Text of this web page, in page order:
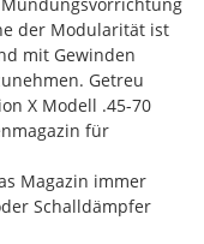
der Modularität ist
mit Gewinden
Getreu
X Modell .45-70
für
Magazin immer
Schalldämpfer